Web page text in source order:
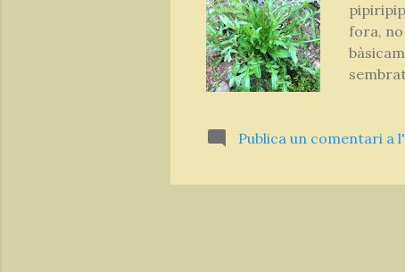
fora,
que es
queden
Publica un comentari a